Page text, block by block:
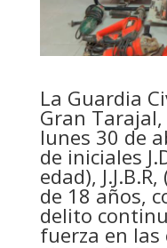
La Guardia
Gran
lunes 30 de
de iniciales
edad),
de 18 años,
delito
fuerza en las